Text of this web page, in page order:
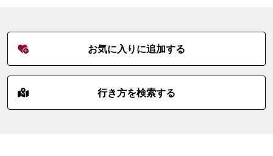
お気に入りに追加する
行き方を検索する